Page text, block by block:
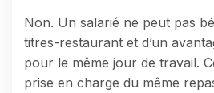
Non. Un salarié ne peut pas
titres-restaurant et d’un
pour le même jour de travail.
prise en charge du même